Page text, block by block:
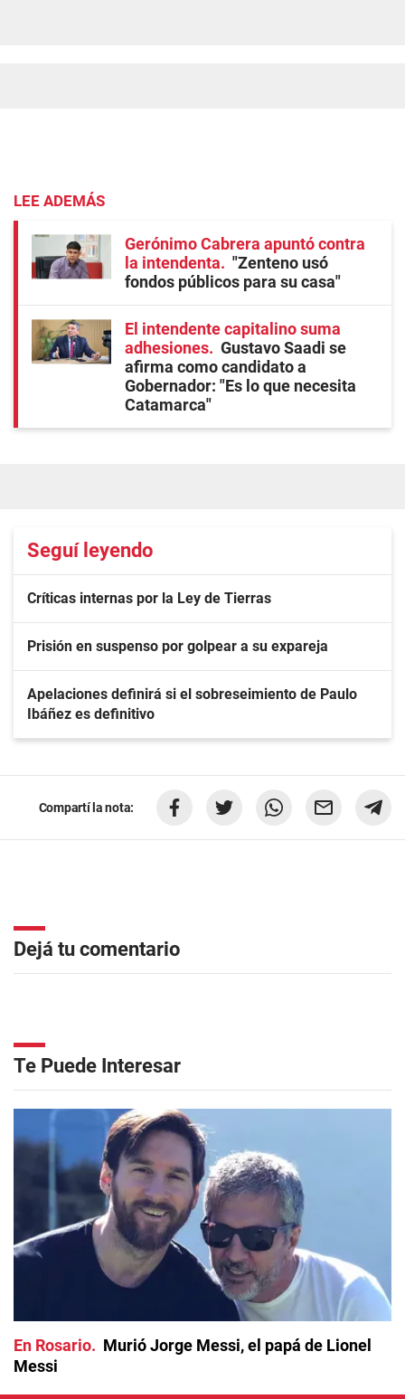
LEE ADEMÁS
Gerónimo Cabrera apuntó contra
la intendenta
"Zenteno usó
fondos públicos para su casa"
El intendente capitalino suma
adhesiones
Gustavo Saadi se
afirma como candidato a
Gobernador: "Es lo que necesita
Catamarca"
Seguí leyendo
Críticas internas por la Ley de Tierras
Prisión en suspenso por golpear a su expareja
Apelaciones definirá si el sobreseimiento de Paulo
Ibáñez es definitivo
Compartí la nota:
Dejá tu comentario
Te Puede Interesar
En Rosario
Murió Jorge Messi, el papá de Lionel
Messi